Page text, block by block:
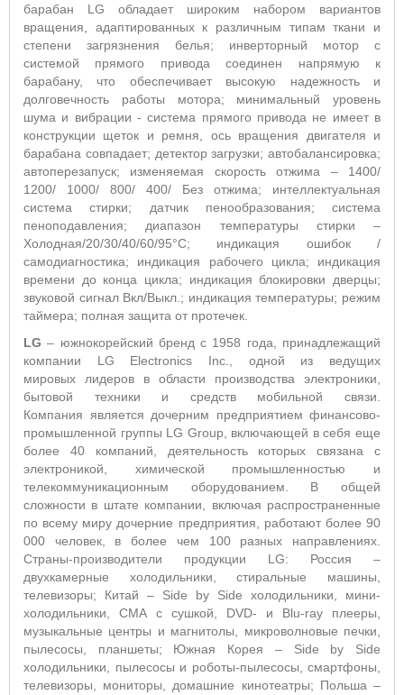
барабан LG обладает широким набором вариантов
вращения, адаптированных к различным типам ткани и
степени загрязнения белья; инверторный мотор с
системой прямого привода соединен напрямую к
барабану, что обеспечивает высокую надежность и
долговечность работы мотора; минимальный уровень
шума и вибрации - система прямого привода не имеет в
конструкции щеток и ремня, ось вращения двигателя и
барабана совпадает; детектор загрузки; автобалансировка;
автоперезапуск; изменяемая скорость отжима – 1400/
1200/ 1000/ 800/ 400/ Без отжима; интеллектуальная
система стирки; датчик пенообразования; система
пеноподавления; диапазон температуры стирки –
Холодная/20/30/40/60/95°С; индикация ошибок /
самодиагностика; индикация рабочего цикла; индикация
времени до конца цикла; индикация блокировки дверцы;
звуковой сигнал Вкл/Выкл.; индикация температуры; режим
таймера; полная защита от протечек.
LG – южнокорейский бренд с 1958 года, принадлежащий
компании LG Electronics Inc., одной из ведущих
мировых лидеров в области производства электроники,
бытовой техники и средств мобильной связи.
Компания является дочерним предприятием финансово-
промышленной группы LG Group, включающей в себя еще
более 40 компаний, деятельность которых связана с
электроникой, химической промышленностью и
телекоммуникационным оборудованием. В общей
сложности в штате компании, включая распространенные
по всему миру дочерние предприятия, работают более 90
000 человек, в более чем 100 разных направлениях.
Страны-производители продукции LG: Россия –
двухкамерные холодильники, стиральные машины,
телевизоры; Китай –
Side by Side холодильники, мини-
холодильники, СМА с сушкой, DVD- и Blu-ray плееры,
музыкальные центры и магнитолы, микроволновые печки,
пылесосы, планшеты; Южная Корея –
Side by Side
холодильники, пылесосы и роботы-пылесосы, смартфоны,
телевизоры, мониторы, домашние кинотеатры; Польша –